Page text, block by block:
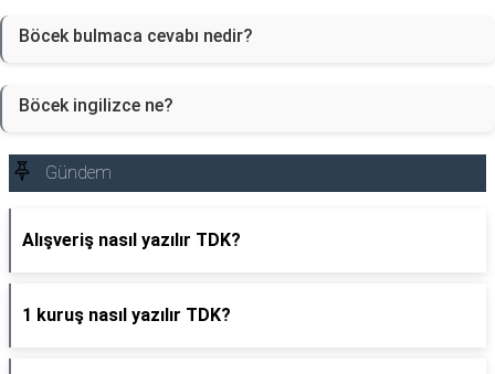
Böcek bulmaca cevabı nedir?
Böcek ingilizce ne?
Gündem
Alışveriş nasıl yazılır TDK?
1 kuruş nasıl yazılır TDK?